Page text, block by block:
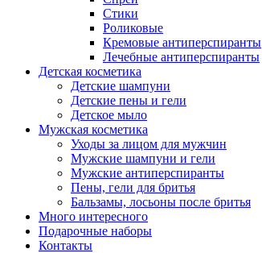
Стики
Роликовые
Кремовые антиперспиранты
Лечебные антиперспиранты
Детская косметика
Детские шампуни
Детские пены и гели
Детское мыло
Мужская косметика
Уходы за лицом для мужчин
Мужские шампуни и гели
Мужские антиперспиранты
Пены, гели для бритья
Бальзамы, лосьоны после бритья
Много интересного
Подарочные наборы
Контакты